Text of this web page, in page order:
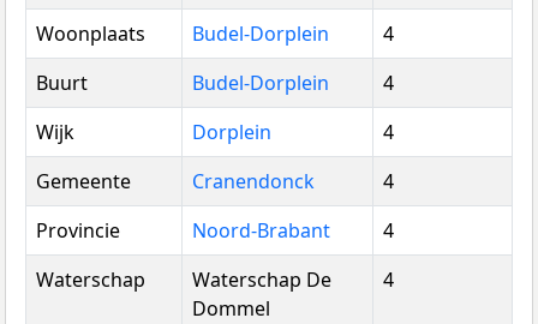
Woonplaats
Budel-Dorplein
4
Buurt
Budel-Dorplein
4
Wijk
Dorplein
4
Gemeente
Cranendonck
4
Provincie
Noord-Brabant
4
Waterschap
Waterschap De
Dommel
4